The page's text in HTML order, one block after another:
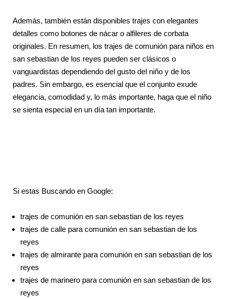
Además, también están disponibles trajes con elegantes
detalles como botones de nácar o alfileres de corbata
originales. En resumen, los trajes de comunión para niños en
san sebastian de los reyes pueden ser clásicos o
vanguardistas dependiendo del gusto del niño y de los
padres. Sin embargo, es esencial que el conjunto exude
elegancia, comodidad y, lo más importante, haga que el niño
se sienta especial en un día tan importante.
Si estas Buscando en Google:
trajes de comunión en san sebastian de los reyes
trajes de calle para comunión en san sebastian de los
reyes
trajes de almirante para comunión en san sebastian de los
reyes
trajes de marinero para comunión en san sebastian de los
reyes